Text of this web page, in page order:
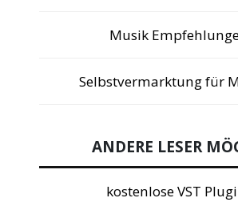
Musik
Selbstvermarktung für
ANDERE LESER
kostenlose VST